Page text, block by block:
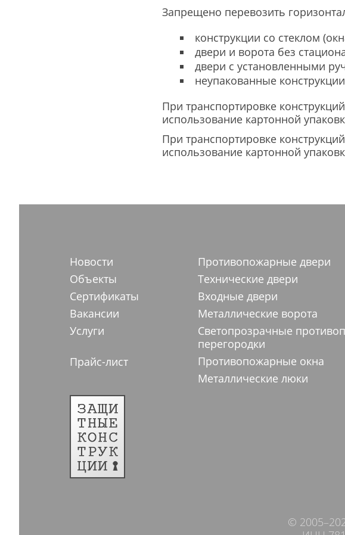
Запрещено перевозить
конструкции со стеклом
двери и ворота без
двери с установленными
неупакованные
При транспортировке
использование картонной
При транспортировке
использование картонной
Новости
Объекты
Сертификаты
Вакансии
Услуги
Прайс-лист
Противопожарные двери
Технические двери
Входные двери
Металлические ворота
Светопрозрачные
перегородки
Противопожарные окна
Металлические люки
©